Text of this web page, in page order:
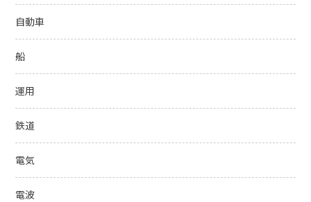
自動車
船
運用
鉄道
電気
電波